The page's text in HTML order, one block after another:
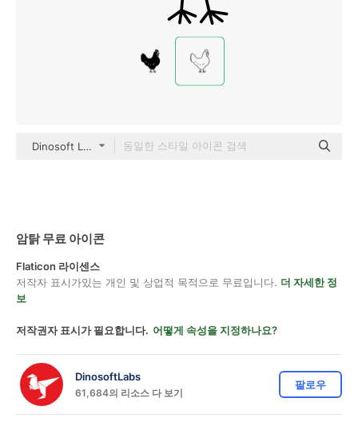
Dinosoft Lineal
암탉 무료 아이콘
Flaticon 라이센스
저작자 표시가있는 개인 및 상업적 목적으로 무료입니다. 더 자세한 정
보
저작권자 표시가 필요합니다. 어떻게 속성을 지정하나요?
DinosoftLabs
61,684의 리소스 다 보기
팔로우